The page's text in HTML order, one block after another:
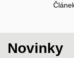
Novinky